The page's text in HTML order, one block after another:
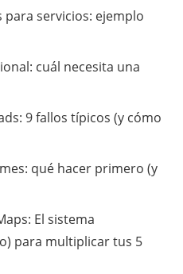
para servicios: ejemplo
cuál necesita una
9 fallos típicos (y cómo
qué hacer primero (y
El sistema
para multiplicar tus 5